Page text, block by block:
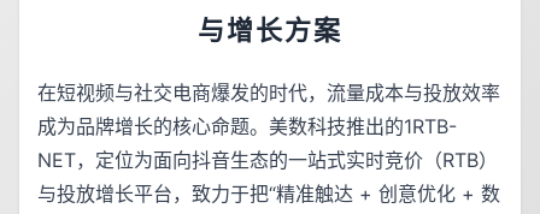
与增长方案
在短视频与社交电商爆发的时代，流量成本与投放效率
成为品牌增长的核心命题。美数科技推出的1RTB-
NET，定位为面向抖音生态的一站式实时竞价（RTB）
与投放增长平台，致力于把“精准触达 + 创意优化 + 数